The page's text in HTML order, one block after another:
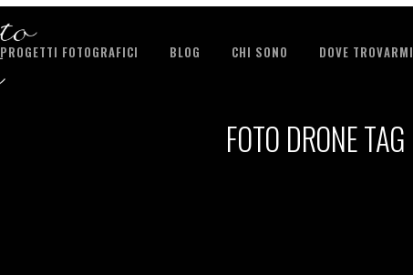
PROGETTI FOTOGRAFICI BLOG CHI SONO DOVE TROVARMI
FOTO DRONE TAG